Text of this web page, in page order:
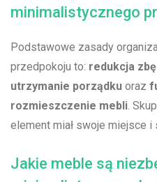
minimalistycznego
Podstawowe zasady
przedpokoju to: redukcja
utrzymanie porządku oraz
rozmieszczenie mebli.⁣
element miał‌ swoje miejsce ⁣i
Jakie meble są‌